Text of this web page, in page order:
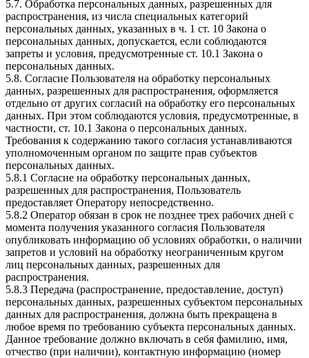
5.7. Обработка персональных данных, разрешенных для
распространения, из числа специальных категорий
персональных данных, указанных в ч. 1 ст. 10 Закона о
персональных данных, допускается, если соблюдаются
запреты и условия, предусмотренные ст. 10.1 Закона о
персональных данных.
5.8. Согласие Пользователя на обработку персональных
данных, разрешенных для распространения, оформляется
отдельно от других согласий на обработку его персональных
данных. При этом соблюдаются условия, предусмотренные, в
частности, ст. 10.1 Закона о персональных данных.
Требования к содержанию такого согласия устанавливаются
уполномоченным органом по защите прав субъектов
персональных данных.
5.8.1 Согласие на обработку персональных данных,
разрешенных для распространения, Пользователь
предоставляет Оператору непосредственно.
5.8.2 Оператор обязан в срок не позднее трех рабочих дней с
момента получения указанного согласия Пользователя
опубликовать информацию об условиях обработки, о наличии
запретов и условий на обработку неограниченным кругом
лиц персональных данных, разрешенных для
распространения.
5.8.3 Передача (распространение, предоставление, доступ)
персональных данных, разрешенных субъектом персональных
данных для распространения, должна быть прекращена в
любое время по требованию субъекта персональных данных.
Данное требование должно включать в себя фамилию, имя,
отчество (при наличии), контактную информацию (номер